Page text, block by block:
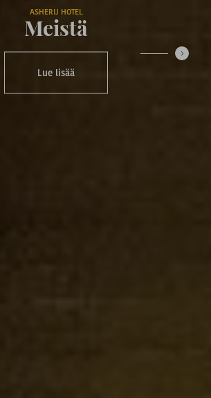
›
ASHERIJ HOTEL
Meistä
Lue lisää